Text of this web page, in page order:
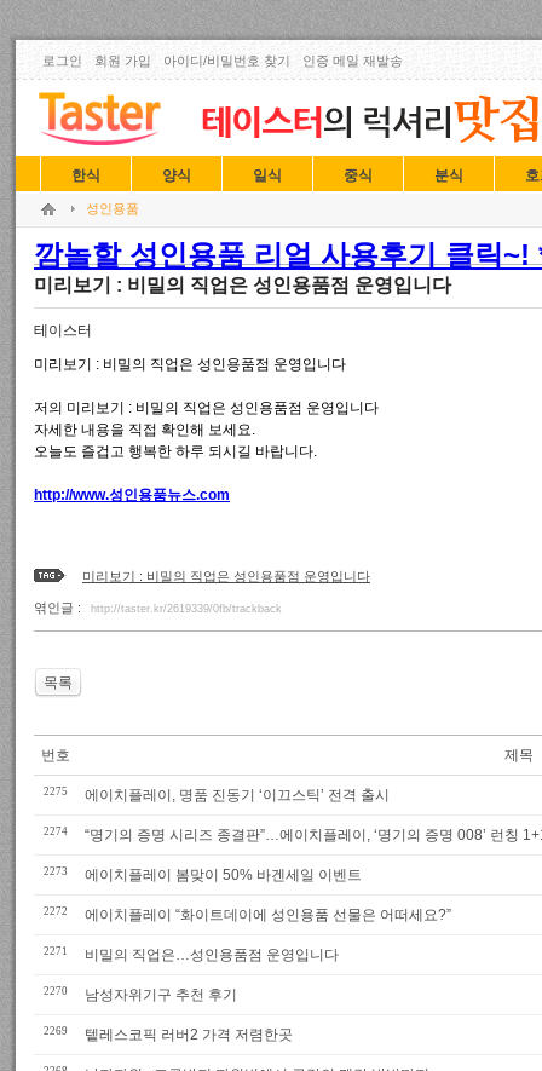
로그인 회원 가입 아이디/비밀번호 찾기 인증 메일 재발송
한식 양식 일식 중식 분식
성인용품
깜놀할 성인용품 리얼 사용후기 클릭~!
미리보기 : 비밀의 직업은 성인용품점 운영입니다
테이스터
미리보기 : 비밀의 직업은 성인용품점 운영입니다
저의 미리보기 : 비밀의 직업은 성인용품점 운영입니다
자세한 내용을 직접 확인해 보세요.
오늘도 즐겁고 행복한 하루 되시길 바랍니다.
http://www.성인용품뉴스.com
미리보기 : 비밀의 직업은 성인용품점 운영입니다
엮인글 : http://taster.kr/2619339/0fb/trackback
목록
번호 제목
2275 에이치플레이, 명품 진동기 ‘이끄스틱’ 전격 출시
2274 “명기의 증명 시리즈 종결판”…에이치플레이, ‘명기의 증명 008’ 런칭
2273 에이치플레이 봄맞이 50% 바겐세일 이벤트
2272 에이치플레이 “화이트데이에 성인용품 선물은 어떠세요?”
2271 비밀의 직업은…성인용품점 운영입니다
2270 남성자위기구 추천 후기
2269 텥레스코픽 러버2 가격 저렴한곳